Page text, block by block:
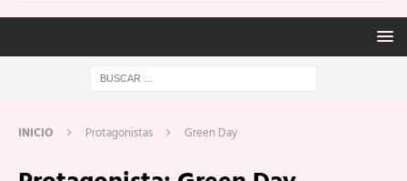
INICIO Protagonistas Green Day